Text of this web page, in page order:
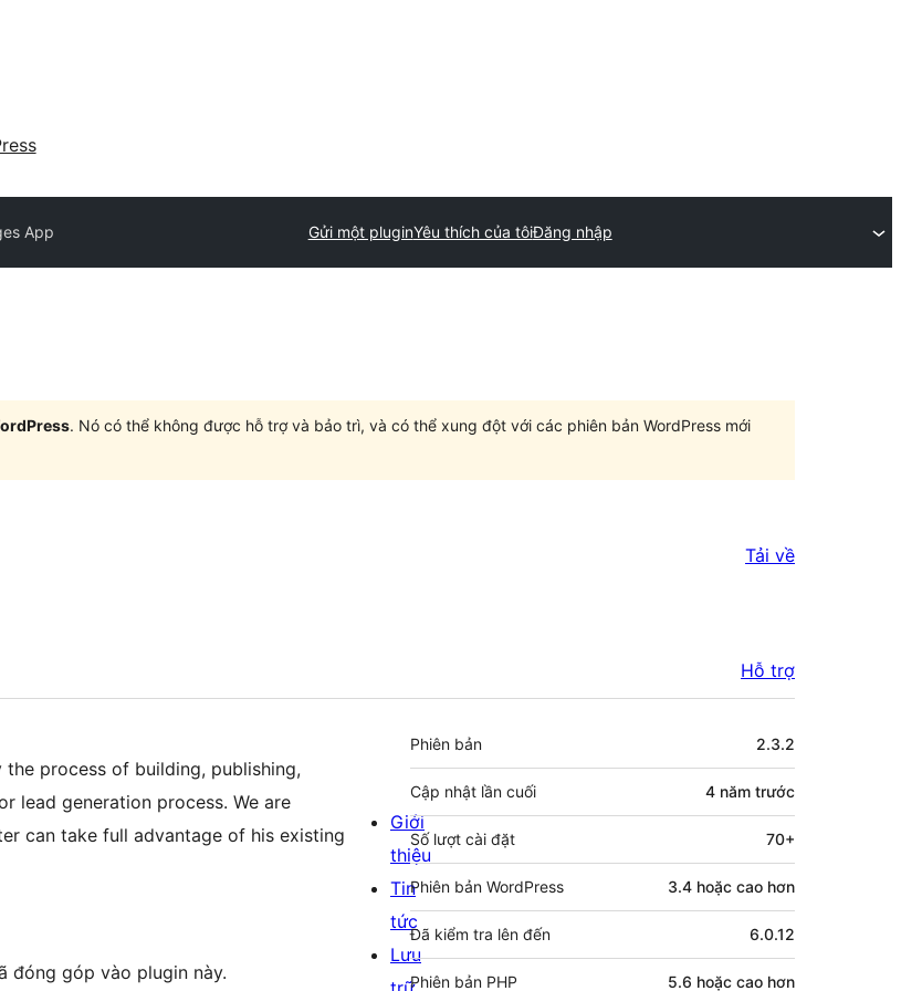
App Gửi một pluginYêu thích của tôiĐăng nhập
. Nó có thể không được hỗ trợ và bảo trì, và có thể xung đột với các phiên bản WordPress mới
Tải về
Hỗ trợ
process of building, publishing,
lead generation process. We are
can take full advantage of his existing
đóng góp vào plugin này.
Meta
Phiên bản 2.3.2
Cập nhật lần cuối 4 năm trước
Số lượt cài đặt 70+
Phiên bản WordPress 3.4 hoặc cao hơn
Đã kiểm tra lên đến 6.0.12
Phiên bản PHP 5.6 hoặc cao hơn
Giới
thiệu
Tin
tức
Lưu